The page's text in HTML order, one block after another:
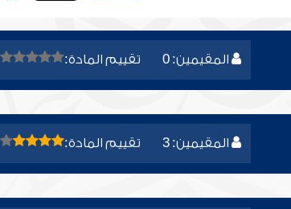
المقيمين: 0 تقييم المادة:
المقيمين: 3 تقييم المادة: